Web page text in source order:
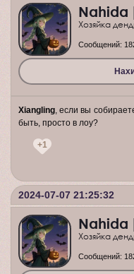
Nahida
Хозяйка
Сообщений:
Xiangling, если вы
быть, просто в лоу?
+1
2024-07-07 21:25:32
Nahida
Хозяйка
Сообщений: